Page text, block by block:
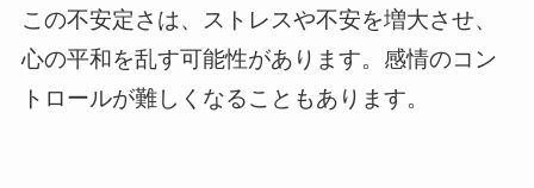
この不安定さは、ストレスや不安を増大させ、
心の平和を乱す可能性があります。感情のコン
トロールが難しくなることもあります。